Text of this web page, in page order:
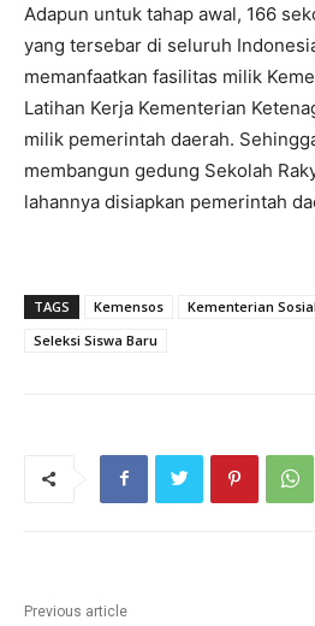
Adapun untuk tahap awal, 166
yang tersebar di seluruh
memanfaatkan fasilitas milik
Latihan Kerja Kementerian
milik pemerintah daerah.
membangun gedung Sekolah
lahannya disiapkan pemerintah
TAGS Kemensos Kementerian Sosial
Seleksi Siswa Baru
Previous article